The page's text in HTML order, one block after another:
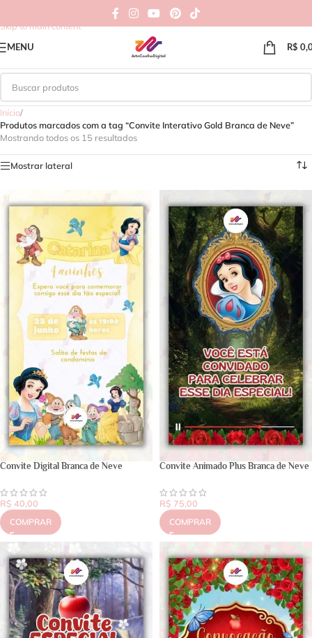
Skip to main content
MENU R$
Início/
Produtos marcados com a tag “Convite Interativo Gold Branca de Neve”
Mostrando todos os 15 resultados
Mostrar lateral
Convite Digital Branca de Neve
R$ 40,00
COMPRAR
Convite Animado Plus Branca de Neve
R$ 75,00
COMPRAR